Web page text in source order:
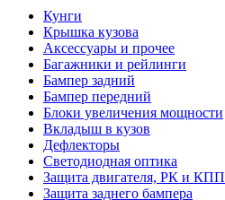
Кунги
Крышка кузова
Аксессуары и прочее
Багажники и рейлинги
Бампер задний
Бампер передний
Блоки увеличения мощности
Вкладыш в кузов
Дефлекторы
Светодиодная оптика
Защита двигателя, РК и КПП
Защита заднего бампера